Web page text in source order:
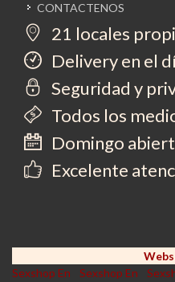
CONTACTENOS
21 locales
Delivery en el
Seguridad y
Todos los
Domingo
Excelente
Sexshop En
Sexshop En